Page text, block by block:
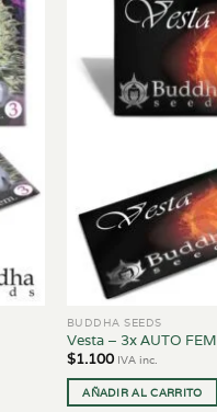
BUDDHA SEEDS
Vesta – 3x AUTO FEM
$1.100 IVA inc.
AÑADIR AL CARRITO